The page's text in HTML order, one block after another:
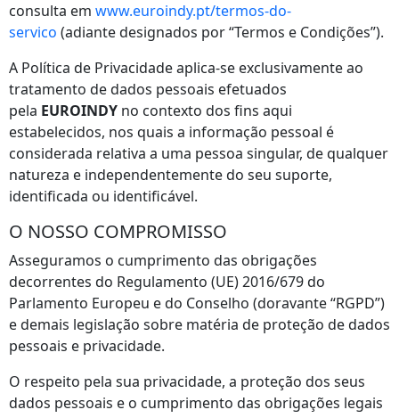
consulta em www.euroindy.pt/termos-do-
servico (adiante designados por “Termos e Condições”).
A Política de Privacidade aplica-se exclusivamente ao
tratamento de dados pessoais efetuados
pela EUROINDY no contexto dos fins aqui
estabelecidos, nos quais a informação pessoal é
considerada relativa a uma pessoa singular, de qualquer
natureza e independentemente do seu suporte,
identificada ou identificável.
O NOSSO COMPROMISSO
Asseguramos o cumprimento das obrigações
decorrentes do Regulamento (UE) 2016/679 do
Parlamento Europeu e do Conselho (doravante “RGPD”)
e demais legislação sobre matéria de proteção de dados
pessoais e privacidade.
O respeito pela sua privacidade, a proteção dos seus
dados pessoais e o cumprimento das obrigações legais